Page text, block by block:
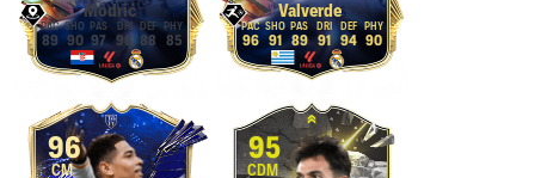
Modrić
89 90 97 96 88 85
Valverde
96 91 89 91 94 90
96
CM
95
CDM